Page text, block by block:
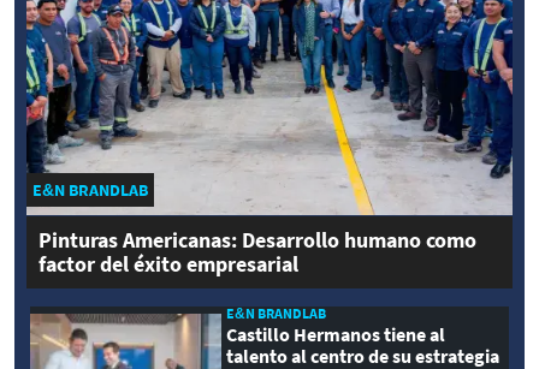
E&N BRANDLAB
Pinturas Americanas: Desarrollo humano como
factor del éxito empresarial
E&N BRANDLAB
Castillo Hermanos tiene al
talento al centro de su estrategia